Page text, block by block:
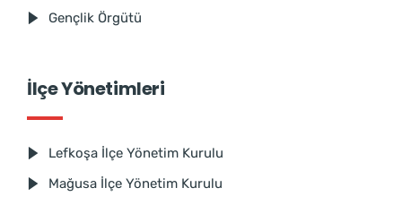
Gençlik Örgütü
İlçe Yönetimleri
Lefkoşa İlçe Yönetim Kurulu
Mağusa İlçe Yönetim Kurulu